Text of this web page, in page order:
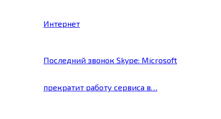
Интернет
Последний звонок Skype: Microsoft
прекратит работу сервиса в…